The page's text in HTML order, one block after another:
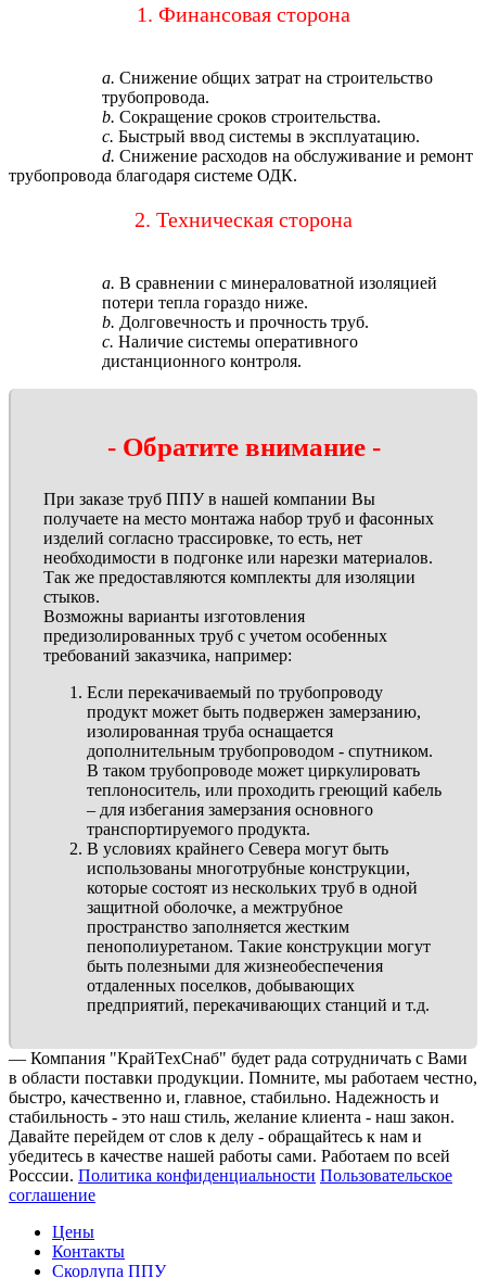
1. Финансовая сторона
a. Снижение общих затрат на строительство
трубопровода.
b. Сокращение сроков строительства.
c. Быстрый ввод системы в эксплуатацию.
d. Снижение расходов на обслуживание и ремонт
трубопровода благодаря системе ОДК.
2. Техническая сторона
a. В сравнении с минераловатной изоляцией
потери тепла гораздо ниже.
b. Долговечность и прочность труб.
c. Наличие системы оперативного
дистанционного контроля.
- Обратите внимание -
При заказе труб ППУ в нашей компании Вы
получаете на место монтажа набор труб и фасонных
изделий согласно трассировке, то есть, нет
необходимости в подгонке или нарезки материалов.
Так же предоставляются комплекты для изоляции
стыков.
Возможны варианты изготовления
предизолированных труб с учетом особенных
требований заказчика, например:
Если перекачиваемый по трубопроводу
продукт может быть подвержен замерзанию,
изолированная труба оснащается
дополнительным трубопроводом - спутником.
В таком трубопроводе может циркулировать
теплоноситель, или проходить греющий кабель
– для избегания замерзания основного
транспортируемого продукта.
В условиях крайнего Севера могут быть
использованы многотрубные конструкции,
которые состоят из нескольких труб в одной
защитной оболочке, а межтрубное
пространство заполняется жестким
пенополиуретаном. Такие конструкции могут
быть полезными для жизнеобеспечения
отдаленных поселков, добывающих
предприятий, перекачивающих станций и т.д.
— Компания "КрайТехСнаб" будет рада сотрудничать с Вами
в области поставки продукции. Помните, мы работаем честно,
быстро, качественно и, главное, стабильно. Надежность и
стабильность - это наш стиль, желание клиента - наш закон.
Давайте перейдем от слов к делу - обращайтесь к нам и
убедитесь в качестве нашей работы сами. Работаем по всей
Росссии. Политика конфиденциальности Пользовательское
соглашение
Цены
Контакты
Скорлупа ППУ